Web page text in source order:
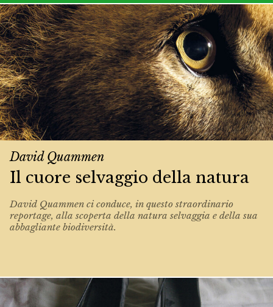
David Quammen
Il cuore selvaggio della natura
David Quammen ci conduce, in questo straordinario
reportage, alla scoperta della natura selvaggia e della sua
abbagliante biodiversità.